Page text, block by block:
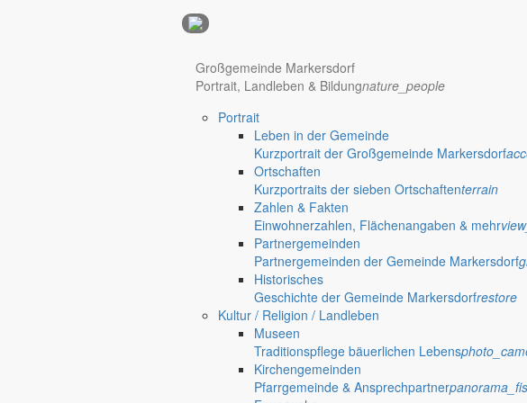
Hotel Nürnberg
Regional werben auf markersdorf.de! anzeigen@gemeinde-markersdorf.de
Großgemeinde Markersdorf
Portrait, Landleben & Bildungnature_people
Portrait
Leben in der Gemeinde
Kurzportrait der Großgemeinde Markersdorf
Ortschaften
Kurzportraits der sieben Ortschaftenterrain
Zahlen & Fakten
Einwohnerzahlen, Flächenangaben & mehr
Partnergemeinden
Partnergemeinden der Gemeinde Markersdorf
Historisches
Geschichte der Gemeinde Markersdorfrestore
Kultur / Religion / Landleben
Museen
Traditionspflege bäuerlichen Lebens
Kirchengemeinden
Pfarrgemeinde & Ansprechpartner
Deutsch-Paulsdorf
Jauernick-Buschbach